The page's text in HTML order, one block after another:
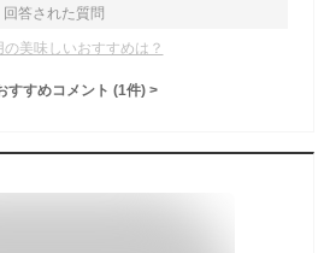
回答された質問
美味しいおすすめは？
すすめコメント (1件) >